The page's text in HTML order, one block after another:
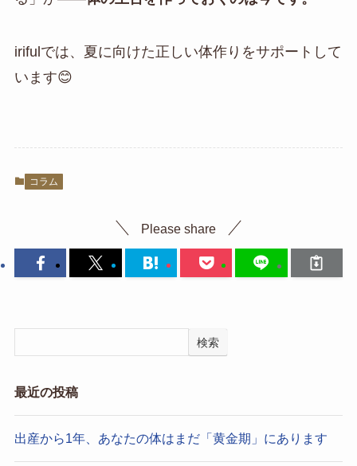
irifulでは、夏に向けた正しい体作りをサポートして
います😊
コラム
Please share
検索
最近の投稿
出産から1年、あなたの体はまだ「黄金期」にあります